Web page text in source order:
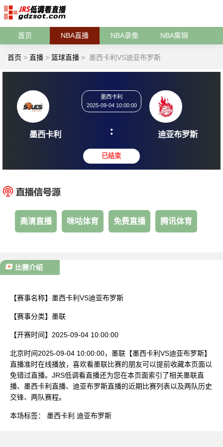
首页 NBA直播 NBA录像 NBA集锦
首页 > 直播 > 篮球直播 > 墨西卡利VS迪亚布罗斯
2025-09-04 10:00:00
:
高清直播 咪咕体育 免费直播 腾讯体育
比赛介绍
【赛事名称】 墨西卡利VS迪亚布罗斯
【赛事分类】 墨联
【开赛时间】 2025-09-04 10:00:00
北京时间2025-09-04 10:00:00，墨联【墨西卡利VS迪亚布罗斯】
直播准时在线播放，喜欢看墨联比赛的朋友可以提前收藏本页面以
免错过直播。JRS低调看直播还为您在本页面索引了相关墨联直
播、墨西卡利直播、迪亚布罗斯直播的近期比赛列表以及两队历史
交锋、两队赛程。
本场标签： 墨西卡利 迪亚布罗斯